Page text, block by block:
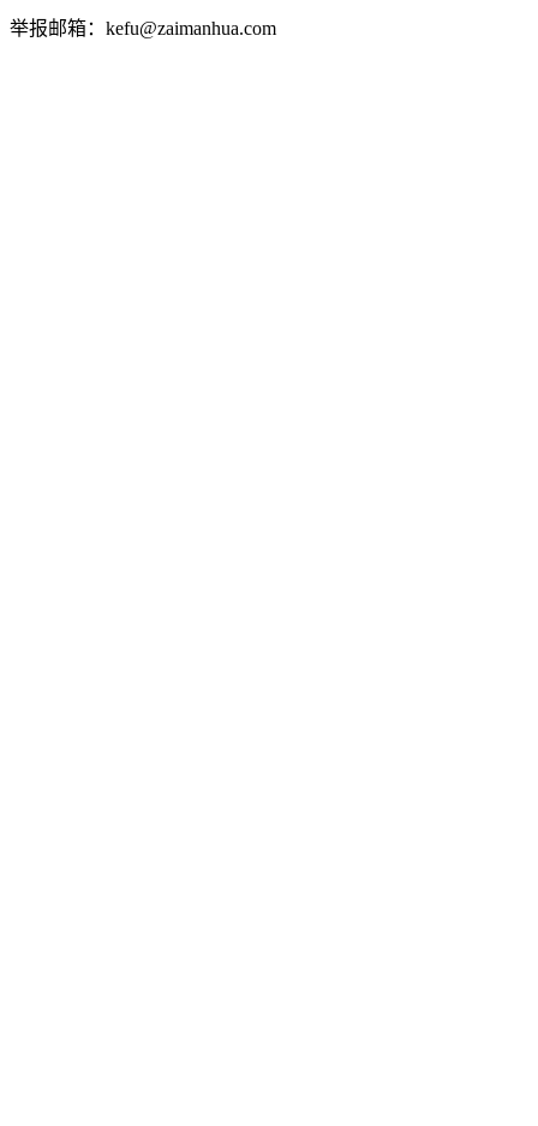
举报邮箱：kefu@zaimanhua.com